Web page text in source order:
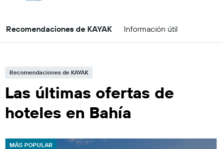
Recomendaciones de KAYAK Información útil
Recomendaciones de KAYAK
Las últimas ofertas de
hoteles en Bahía
MÁS POPULAR